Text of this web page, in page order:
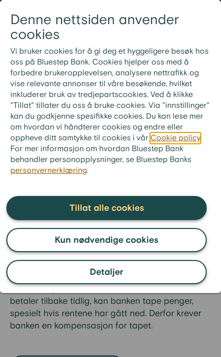
Denne nettsiden anvender
cookies
Vi bruker cookies for å gi deg et hyggeligere besøk hos
oss på Bluestep Bank. Cookies hjelper oss med å
forbedre brukeropplevelsen, analysere nettrafikk og
vise relevante annonser til våre besøkende, hvilket
inkluderer bruk av tredjepartscookies. Ved å klikke
"Tillat" tillater du oss å bruke cookies. Via "innstillinger"
kan du godkjenne spesifikke cookies. Du kan lese mer
om hvordan vi håndterer cookies og endre eller
oppheve ditt samtykke til cookies i vår Cookie policy
For mer informasjon om hvordan Bluestep Bank
behandler personopplysninger, se Bluestep Banks
personvernerklæring.
Detaljer
Kun nødvendige cookies
Tillat alle cookies
Nye rutiner for ekstrainnbetaling på lån
Ved ekstrainnbetaling på lånet ditt må du bruke
KID-nummeret fra din siste faktura. Ønsker du i
stedet å betale neste måneds innbetaling, skriv «Til
gode + ditt lånenummer» i meldingsfeltet i stedet for
KID-nummer.
bluestep.no > Økonomitips > Ordliste
Renterisiko-
kompensasjon
Renterisiko-kompensasjon er
en kostnad som låntaker må
betale hvis de vil betale ned et
boliglån med fast rente før
tiden.
Når du har en avtale om fast rente, forventer
banken å tjene en bestemt sum irenter. Hvis du
betaler tilbake tidlig, kan banken tape penger,
spesielt hvis rentene har gått ned. Derfor krever
banken en kompensasjon for tapet.